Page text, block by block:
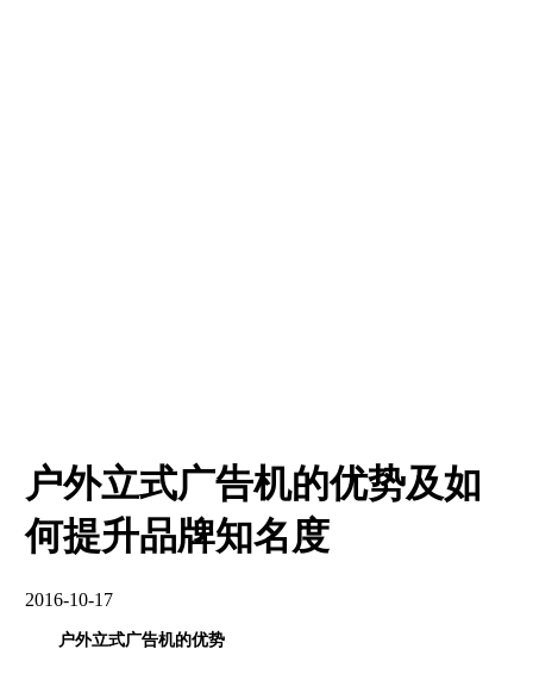
户外立式广告机的优势及如
何提升品牌知名度
2016-10-17
户外立式广告机的优势